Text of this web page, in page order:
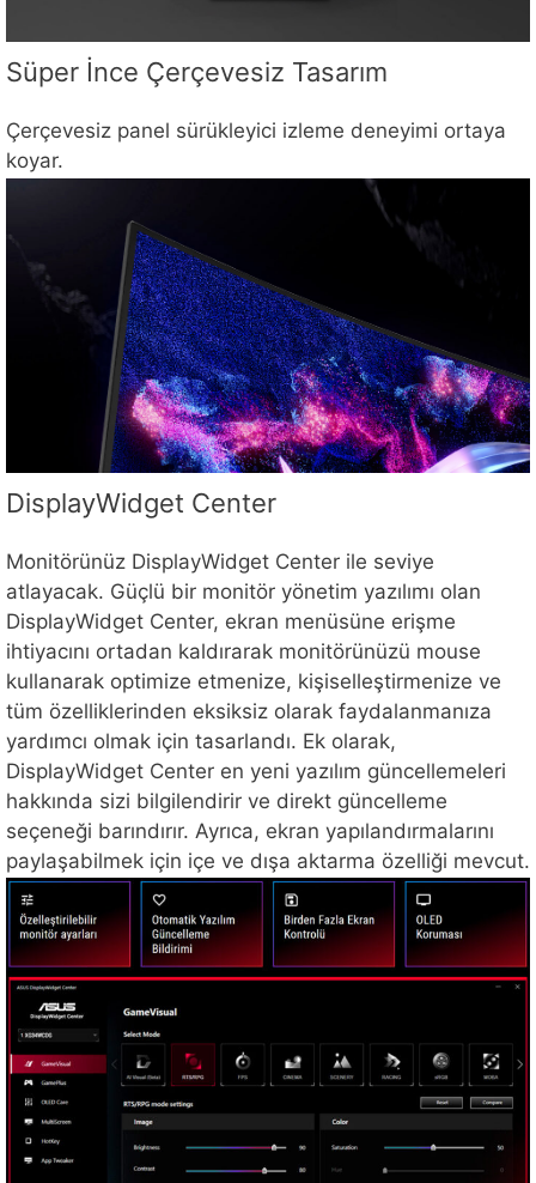
Süper İnce Çerçevesiz Tasarım
Çerçevesiz panel sürükleyici izleme deneyimi ortaya
koyar.
DisplayWidget Center
Monitörünüz DisplayWidget Center ile seviye
atlayacak. Güçlü bir monitör yönetim yazılımı olan
DisplayWidget Center, ekran menüsüne erişme
ihtiyacını ortadan kaldırarak monitörünüzü mouse
kullanarak optimize etmenize, kişiselleştirmenize ve
tüm özelliklerinden eksiksiz olarak faydalanmanıza
yardımcı olmak için tasarlandı. Ek olarak,
DisplayWidget Center en yeni yazılım güncellemeleri
hakkında sizi bilgilendirir ve direkt güncelleme
seçeneği barındırır. Ayrıca, ekran yapılandırmalarını
paylaşabilmek için içe ve dışa aktarma özelliği mevcut.